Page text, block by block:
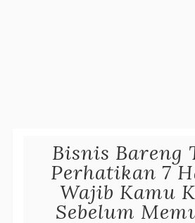
Bisnis Bareng
Perhatikan 7
Wajib Kamu
Sebelum